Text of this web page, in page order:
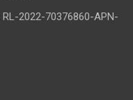
RL-2022-70376860-APN-